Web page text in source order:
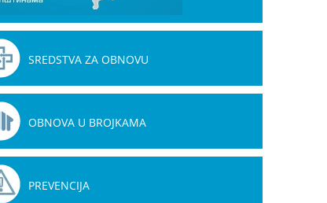
SREDSTVA ZA OBNOVU
OBNOVA U BROJKAMA
PREVENCIJA